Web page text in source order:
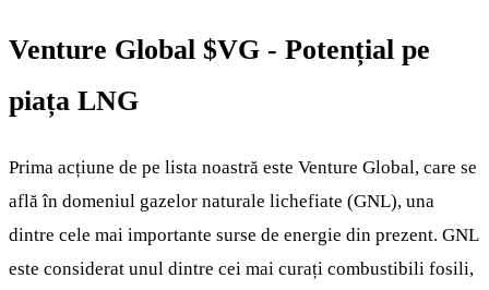
Venture Global $VG - Potențial pe
piața LNG
Prima acțiune de pe lista noastră este Venture Global, care se
află în domeniul gazelor naturale lichefiate (GNL), una
dintre cele mai importante surse de energie din prezent. GNL
este considerat unul dintre cei mai curați combustibili fosili,